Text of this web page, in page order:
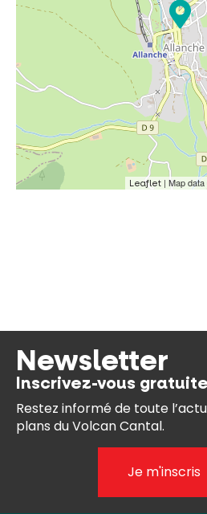
Leaflet | Map
Newsletter
Inscrivez-vous
Restez informé de toute
plans du Volcan Cantal.
Je m'inscris